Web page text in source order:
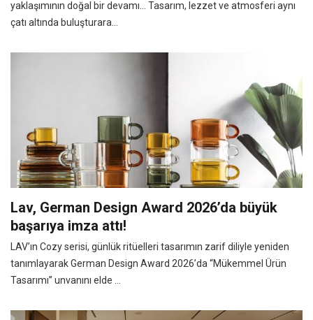
yaklaşımının doğal bir devamı… Tasarım, lezzet ve atmosferi aynı
çatı altında buluşturara...
Lav, German Design Award 2026’da büyük
başarıya imza attı!
LAV’ın Cozy serisi, günlük ritüelleri tasarımın zarif diliyle yeniden
tanımlayarak German Design Award 2026’da “Mükemmel Ürün
Tasarımı” unvanını elde ...